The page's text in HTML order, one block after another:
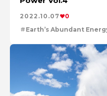
2022.10.07
0
Earth’s Abundant